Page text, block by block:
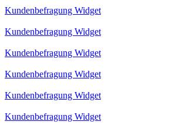
Kundenbefragung Widget
Kundenbefragung Widget
Kundenbefragung Widget
Kundenbefragung Widget
Kundenbefragung Widget
Kundenbefragung Widget